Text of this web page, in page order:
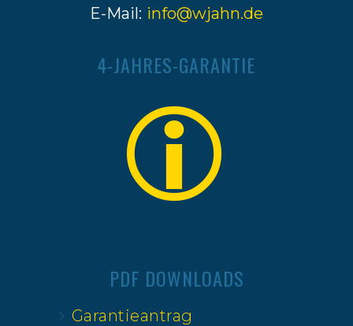
E-Mail: info@wjahn.de
4-JAHRES-GARANTIE
PDF DOWNLOADS
Garantieantrag